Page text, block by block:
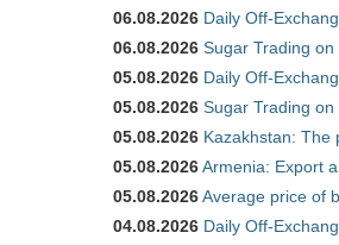
06.08.2026 Daily Off-
06.08.2026 Sugar Trading
05.08.2026 Daily Off-
05.08.2026 Sugar Trading
05.08.2026 Kazakhstan: The
05.08.2026Armenia: Export
05.08.2026Average price of
04.08.2026 Daily Off-